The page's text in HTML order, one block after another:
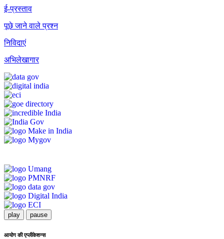
ई-प्रस्ताव
पूछे जाने वाले प्रश्न
निविदाएं
अभिलेखागार
play pause
आयोग की एप्लीकेशन्स